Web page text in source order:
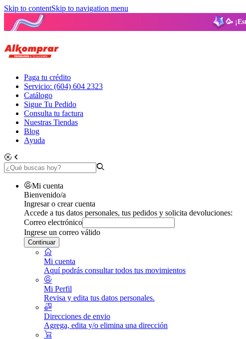
Skip to contentSkip to navigation menu
🥳
Paga tu crédito
Servicio: (604) 604 2323
Catálogo
Sigue Tu Pedido
Consulta tu factura
Nuestras Tiendas
Blog
Ayuda
Mi cuenta
Bienvenido/a
Ingresar o crear cuenta
Accede a tus datos personales, tus pedidos y solicita devoluciones:
Correo electrónico
Ingrese un correo válido
Continuar
Mi cuenta
Aquí podrás consultar todos tus movimientos
Mi Perfil
Revisa y edita tus datos personales.
Direcciones de envio
Agrega, edita y/o elimina una dirección